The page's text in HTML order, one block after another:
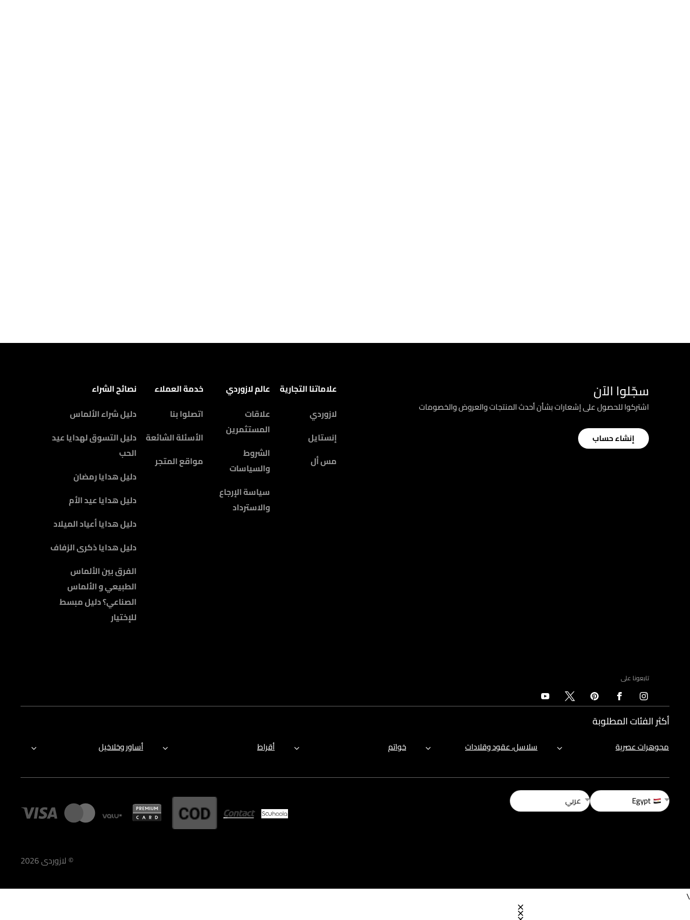
سجّلوا الآن
اشتركوا للحصول على إشعارات بشأن أحدث المنتجات والعروض والخصومات
إنشاء حساب
علاماتنا التجارية
لازوردي
إنستايل
مس أل
عالم لازوردي
علاقات
المستثمرين
الشروط
والسياسات
سياسة الإرجاع
والاسترداد
خدمة العملاء
اتصلوا بنا
الأسئلة الشائعة
مواقع المتجر
نصائح الشراء
دليل شراء الألماس
دليل التسوق لهدايا عيد
الحب
دليل هدايا رمضان
دليل هدايا عيد الأم
دليل هدايا أعياد الميلاد
دليل هدايا ذكرى الزفاف
الفرق بين الألماس
الطبيعي و الألماس
الصناعي؟ دليل مبسط
للإختيار
تابعونا على
أكثر الفئات المطلوبة
مجوهرات عصرية سلاسل، عقود وقلادات خواتم أقراط أساور وخلاخيل
Egypt عربي
© لازوردى2026
\